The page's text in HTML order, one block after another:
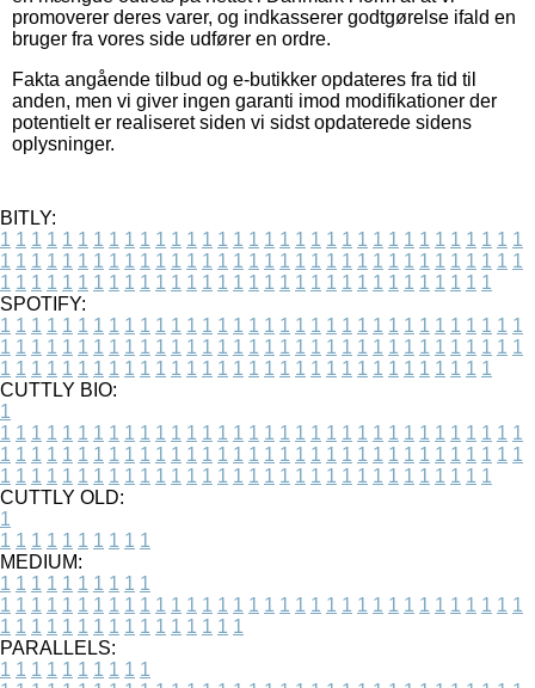
promoverer deres varer, og indkasserer godtgørelse ifald en
bruger fra vores side udfører en ordre.
Fakta angående tilbud og e-butikker opdateres fra tid til
anden, men vi giver ingen garanti imod modifikationer der
potentielt er realiseret siden vi sidst opdaterede sidens
oplysninger.
BITLY:
1 1 1 1 1 1 1 1 1 1 1 1 1 1 1 1 1 1 1 1 1 1 1 1 1 1 1 1 1 1 1 1 1 1
1 1 1 1 1 1 1 1 1 1 1 1 1 1 1 1 1 1 1 1 1 1 1 1 1 1 1 1 1 1 1 1 1 1
1 1 1 1 1 1 1 1 1 1 1 1 1 1 1 1 1 1 1 1 1 1 1 1 1 1 1 1 1 1 1 1
SPOTIFY:
1 1 1 1 1 1 1 1 1 1 1 1 1 1 1 1 1 1 1 1 1 1 1 1 1 1 1 1 1 1 1 1 1 1
1 1 1 1 1 1 1 1 1 1 1 1 1 1 1 1 1 1 1 1 1 1 1 1 1 1 1 1 1 1 1 1 1 1
1 1 1 1 1 1 1 1 1 1 1 1 1 1 1 1 1 1 1 1 1 1 1 1 1 1 1 1 1 1 1 1
CUTTLY BIO:
1
1 1 1 1 1 1 1 1 1 1 1 1 1 1 1 1 1 1 1 1 1 1 1 1 1 1 1 1 1 1 1 1 1 1
1 1 1 1 1 1 1 1 1 1 1 1 1 1 1 1 1 1 1 1 1 1 1 1 1 1 1 1 1 1 1 1 1 1
1 1 1 1 1 1 1 1 1 1 1 1 1 1 1 1 1 1 1 1 1 1 1 1 1 1 1 1 1 1 1 1
CUTTLY OLD:
1
1 1 1 1 1 1 1 1 1 1
MEDIUM:
1 1 1 1 1 1 1 1 1 1
1 1 1 1 1 1 1 1 1 1 1 1 1 1 1 1 1 1 1 1 1 1 1 1 1 1 1 1 1 1 1 1 1 1
1 1 1 1 1 1 1 1 1 1 1 1 1 1 1 1
PARALLELS:
1 1 1 1 1 1 1 1 1 1